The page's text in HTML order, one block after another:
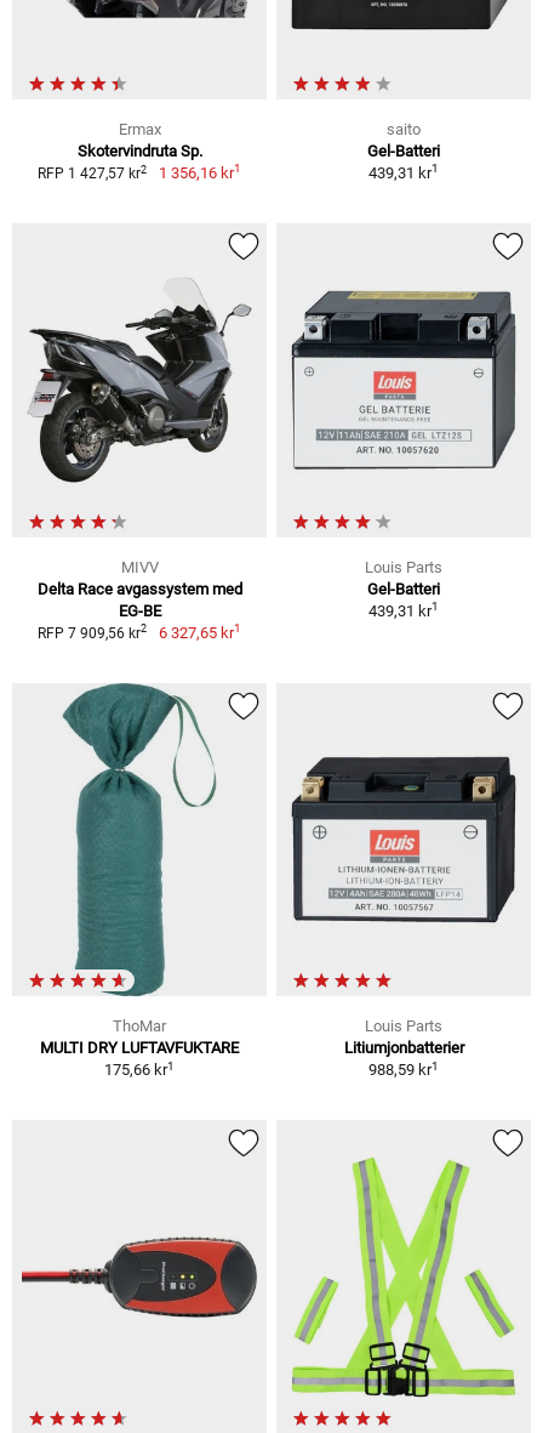
Ermax
Skotervindruta Sp.
RFP 1 427,57 kr2 1 356,16 kr1
saito
Gel-Batteri
439,31 kr1
MIVV
Delta Race avgassystem med
EG-BE
RFP 7 909,56 kr2 6 327,65 kr1
Louis Parts
Gel-Batteri
439,31 kr1
ThoMar
MULTI DRY LUFTAVFUKTARE
175,66 kr1
Louis Parts
Litiumjonbatterier
988,59 kr1